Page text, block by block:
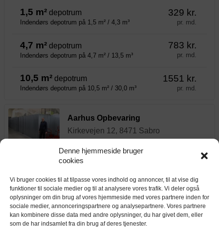
Denne hjemmeside bruger
cookies
Vi bruger cookies til at tilpasse vores indhold og annoncer, til at vise dig
funktioner til sociale medier og til at analysere vores trafik. Vi deler også
oplysninger om din brug af vores hjemmeside med vores partnere inden for
sociale medier, annonceringspartnere og analysepartnere. Vores partnere
kan kombinere disse data med andre oplysninger, du har givet dem, eller
som de har indsamlet fra din brug af deres tjenester.
1,5 m² depotrum
Indendørs depotrum på 1,5 m² / 4,3 m³
329 kr.
pr. md.
4,7 m² depotrum
Indendørs depotrum på 4,7 m² / 13,5 m³
783 kr.
pr. md.
10,5 m² depotrum
Indendørs depotrum på 10,5 m² / 30,0 m³
1551 kr.
pr. md.
Aarhus Opbevaring
Kirkevejen 12, 8471 Sabro
Ebeltoft Byvej 1, 8400 Ebeltoft
Depotrum Ebeltoft, Martin Hansens Vej